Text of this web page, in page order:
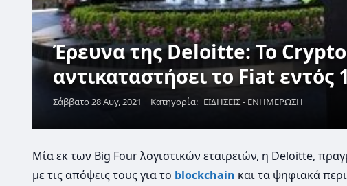
Έρευνα της Deloitte: Το
αντικαταστήσει το Fiat εντός
Σάββατο 28 Αυγ, 2021 Κατηγορία: ΕΙΔΗΣΕΙΣ - ΕΝΗΜΕΡΩΣΗ
Μία εκ των Big Four λογιστικών εταιρειών, η Deloitte,
με τις απόψεις τους για το blockchain και τα ψηφιακά